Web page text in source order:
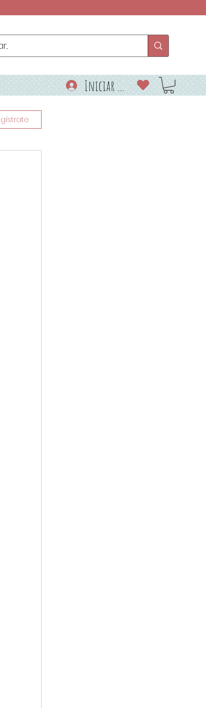
Iniciar sesión